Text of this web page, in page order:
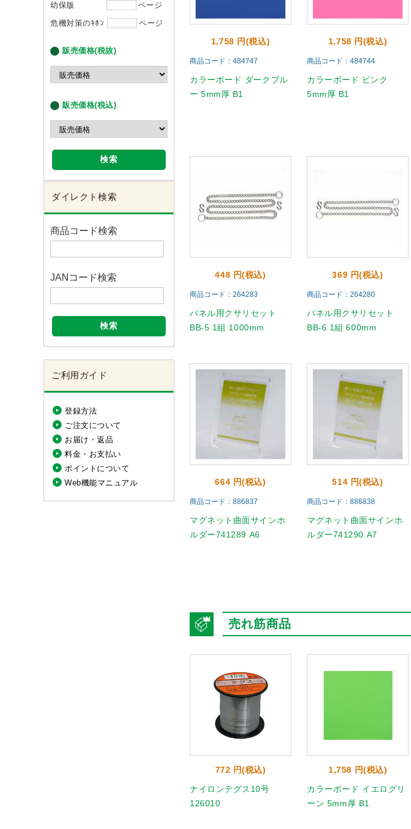
幼保版
ページ
危機対策のｷﾎﾝ
ページ
販売価格(税抜)
販売価格(税込)
検索
ダイレクト検索
商品コード検索
JANコード検索
検索
ご利用ガイド
登録方法
ご注文について
お届け・返品
料金・お支払い
ポイントについて
Web機能マニュアル
1,758 円(税込)
商品コード：484747
カラーボード ダークブル
ー 5mm厚 B1
1,758 円(税込)
商品コード：484744
カラーボード ピンク
5mm厚 B1
448 円(税込)
商品コード：264283
パネル用クサリセット
BB-5 1組 1000mm
369 円(税込)
商品コード：264280
パネル用クサリセット
BB-6 1組 600mm
664 円(税込)
商品コード：886837
マグネット曲面サインホ
ルダー741289 A6
514 円(税込)
商品コード：886838
マグネット曲面サインホ
ルダー741290 A7
売れ筋商品
772 円(税込)
ナイロンテグス10号
126010
1,758 円(税込)
カラーボード イエログリ
ーン 5mm厚 B1